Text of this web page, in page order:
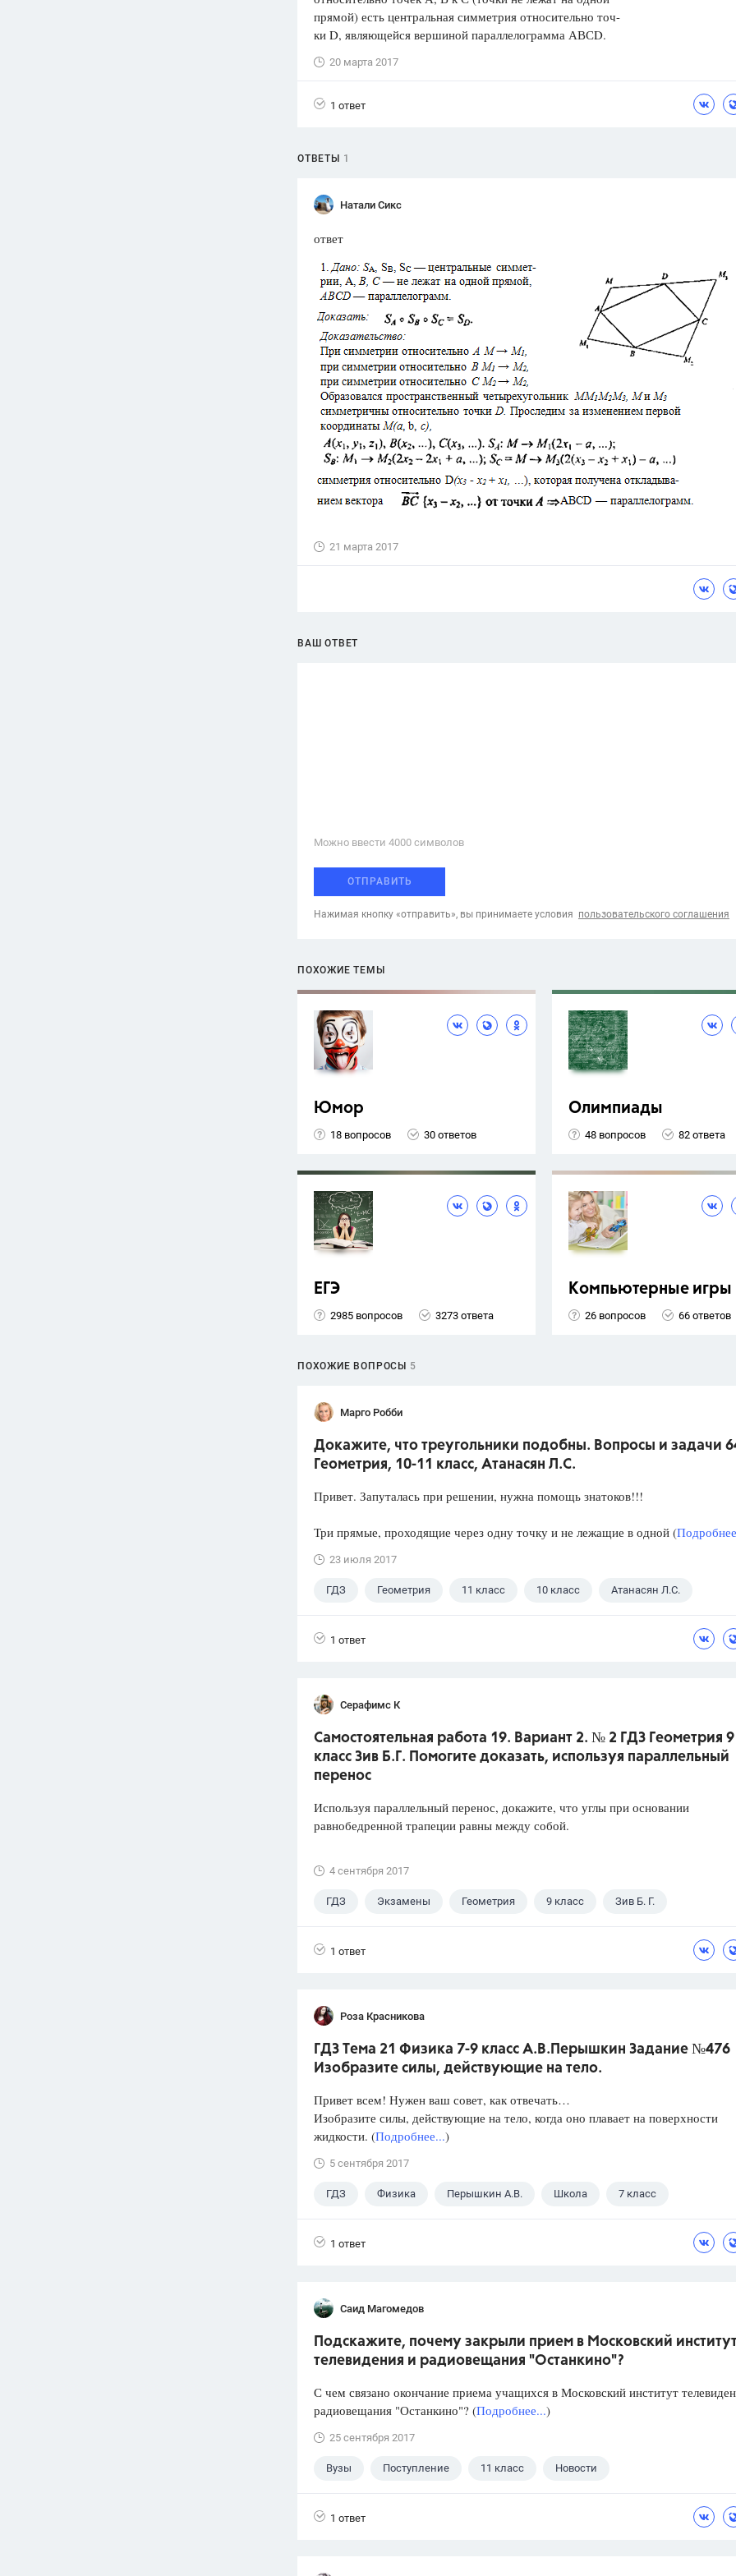
Вузы
1752 ответа
ГИА
Цветков Л. А.
прямой) есть центральная симметрия относительно точ-
ки D, являющейся вершиной параллелограмма АВСD.
20 марта 2017
1 ответ
ОТВЕТЫ 1
Натали Сикс
ответ
21 марта 2017
ВАШ ОТВЕТ
Можно ввести 4000 cимволов
ОТПРАВИТЬ
Нажимая кнопку «отправить», вы принимаете условия пользовательского соглашения
ПОХОЖИЕ ТЕМЫ
Юмор
18 вопросов 30 ответов
Олимпиады
48 вопросов 82 ответа
ЕГЭ
2985 вопросов 3273 ответа
Компьютерные игры
26 вопросов 66 ответов
ПОХОЖИЕ ВОПРОСЫ 5
Марго Робби
Докажите, что треугольники подобны. Вопросы и задачи
Геометрия, 10-11 класс, Атанасян Л.С.
Привет. Запуталась при решении, нужна помощь знатоков!!!
Три прямые, проходящие через одну точку и не лежащие в одной (
23 июля 2017
ГДЗ Геометрия 11 класс 10 класс Атанасян Л.С.
1 ответ
Серафимс К
Самостоятельная работа 19. Вариант 2. № 2 ГДЗ Геометрия 9
класс Зив Б.Г. Помогите доказать, используя параллельный
перенос
Используя параллельный перенос, докажите, что углы при основании
равнобедренной трапеции равны между собой.
4 сентября 2017
ГДЗ Экзамены Геометрия 9 класс Зив Б. Г.
1 ответ
Роза Красникова
ГДЗ Тема 21 Физика 7-9 класс А.В.Перышкин Задание №476
Изобразите силы, действующие на тело.
Привет всем! Нужен ваш совет, как отвечать…
Изобразите силы, действующие на тело, когда оно плавает на поверхности
жидкости. (Подробнее...)
5 сентября 2017
ГДЗ Физика Перышкин А.В. Школа 7 класс
1 ответ
Саид Магомедов
Подскажите, почему закрыли прием в Московский
телевидения и радиовещания "Останкино"?
С чем связано окончание приема учащихся в Московский институт
радиовещания "Останкино"? (Подробнее...)
25 сентября 2017
Вузы Поступление 11 класс Новости
1 ответ